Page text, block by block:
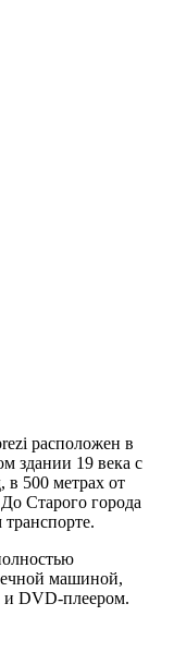
расположен в
здании 19 века с
500 метрах от
Старого города
машиной,
и DVD-плеером.